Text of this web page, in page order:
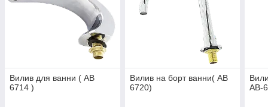
Вилив для ванни ( АВ
6714 )
Вилив на борт ванни( АВ
6720)
АВ-